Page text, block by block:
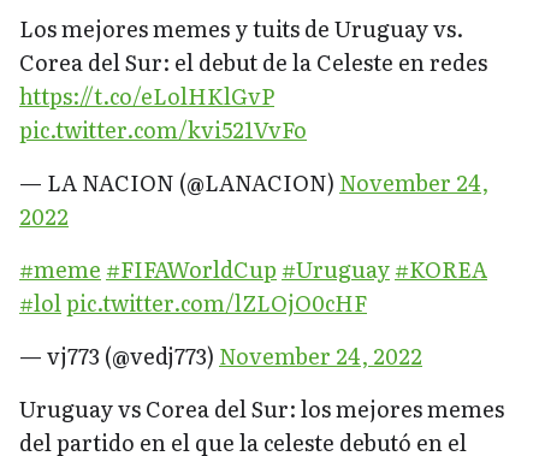
Los mejores memes y tuits de Uruguay vs.
Corea del Sur: el debut de la Celeste en redes
https://t.co/eLolHKlGvP
pic.twitter.com/kvi521VvFo
— LA NACION (@LANACION) November 24,
2022
#meme #FIFAWorldCup #Uruguay#KOREA
#lolpic.twitter.com/lZLOjO0cHF
— vj773 (@vedj773) November 24, 2022
Uruguay vs Corea del Sur: los mejores memes
del partido en el que la celeste debutó en el